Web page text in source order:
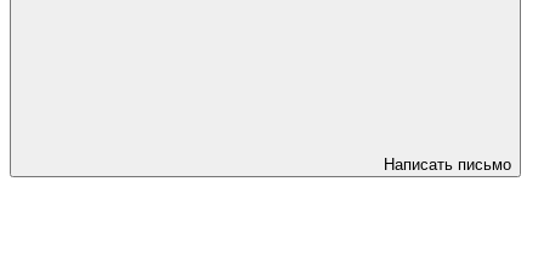
Написать письмо